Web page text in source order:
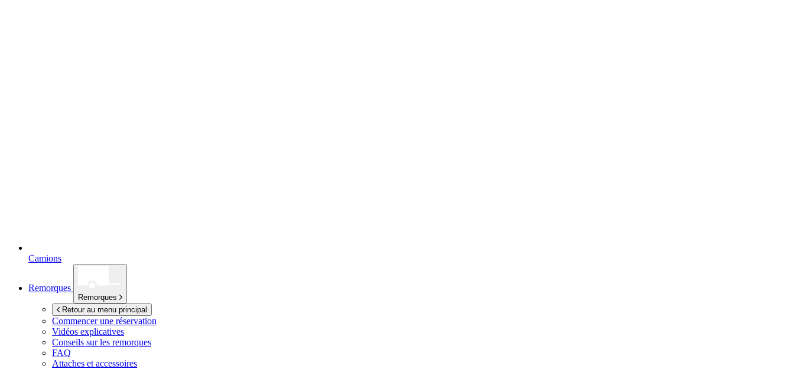
Camions
Remorques
Remorques
Retour au menu principal
Commencer une réservation
Vidéos explicatives
Conseils sur les remorques
FAQ
Attaches et accessoires